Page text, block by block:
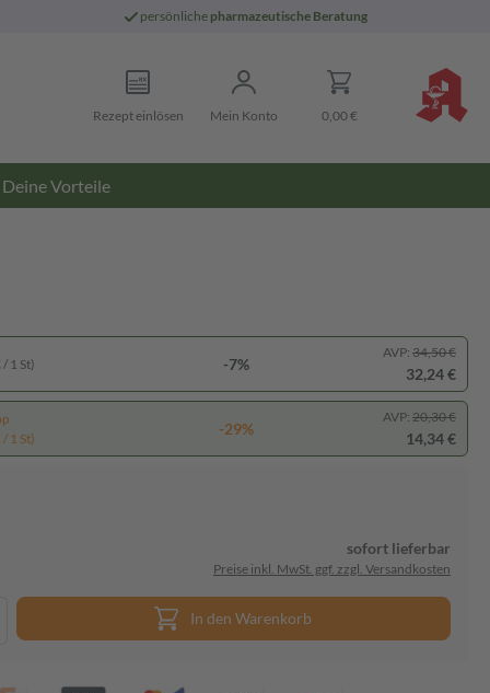
persönliche pharmazeutische Beratung
Rezept einlösen Mein Konto 0,00 €
Deine Vorteile
1 St) -7%
AVP: 34,50 €
32,24 €
1 St)
-29%
AVP: 20,30 €
14,34 €
sofort lieferbar
Preise inkl. MwSt. ggf. zzgl. Versandkosten
In den Warenkorb